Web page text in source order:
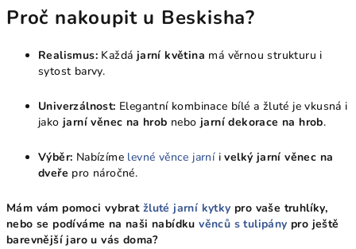
Proč nakoupit u Beskisha?
Realismus: Každá jarní květina má věrnou strukturu i
sytost barvy.
Univerzálnost: Elegantní kombinace bílé a žluté je vkusná i
jako jarní věnec na hrob nebojarní dekorace na hrob.
Výběr: Nabízíme levné věnce jarníivelký jarní věnec na
dveře pro náročné.
Mám vám pomoci vybrat žluté jarní kytky pro vaše truhlíky,
nebo se podíváme na naši nabídkuvěnců s tulipány pro ještě
barevnější jaro u vás doma?